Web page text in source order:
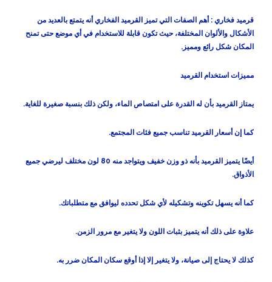
قرميد فخاري : أهم الصفات التي تميز القرميد الفخاري أنه يتمتع بالعديد من
الأشكال والألوان المختلفة، حيث تكون قابلة للاستخدام في أي موضع حتى تمنح
المكان شكل رائع ومميز.
مميزات استخدام القرميد
يمتاز القرميد بأن له القدرة على امتصاص الماء، ولكن ذلك بنسبة صغيرة للغاية.
كما إن أسعار القرميد تناسب جميع فئات المجتمع.
أيضًا يتميز القرميد بأنه ذو وزن خفيف ويتواجد منه 80 لون مختلف ليرضي جميع
الأذواق.
كما أنه يسهل تكوينه وتشكيله لأي شكل تحدده ليوافق مع متطلباتك.
علاوة على ذلك أنه يتميز بثبات اللون ولا يتغير مع مرور الزمن.
كذلك لا يحتاج إلى صيانة، ولا يتغير إلا إذا أوقع سكان المكان ضرر به.